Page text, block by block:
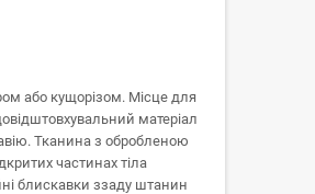
або кущорізом. Місце для
матеріал
Тканина з обробленою
частинах тіла
блискавки ззаду штанин